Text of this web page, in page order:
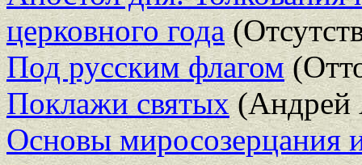
церковного года
Под русским флагом
Поклажи святых(Андрей
Основы миросозерцания